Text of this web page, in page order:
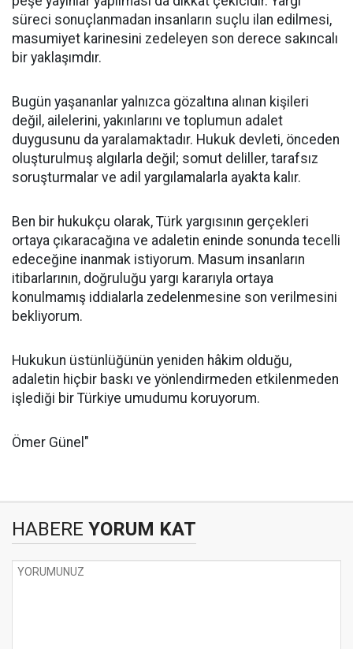
süreci sonuçlanmadan insanların suçlu ilan edilmesi,
masumiyet karinesini zedeleyen son derece sakıncalı
bir yaklaşımdır.
Bugün yaşananlar yalnızca gözaltına alınan kişileri
değil, ailelerini, yakınlarını ve toplumun adalet
duygusunu da yaralamaktadır. Hukuk devleti, önceden
oluşturulmuş algılarla değil; somut deliller, tarafsız
soruşturmalar ve adil yargılamalarla ayakta kalır.
Ben bir hukukçu olarak, Türk yargısının gerçekleri
ortaya çıkaracağına ve adaletin eninde sonunda tecelli
edeceğine inanmak istiyorum. Masum insanların
itibarlarının, doğruluğu yargı kararıyla ortaya
konulmamış iddialarla zedelenmesine son verilmesini
bekliyorum.
Hukukun üstünlüğünün yeniden hâkim olduğu,
adaletin hiçbir baskı ve yönlendirmeden etkilenmeden
işlediği bir Türkiye umudumu koruyorum.
Ömer Günel"
HABERE YORUM KAT